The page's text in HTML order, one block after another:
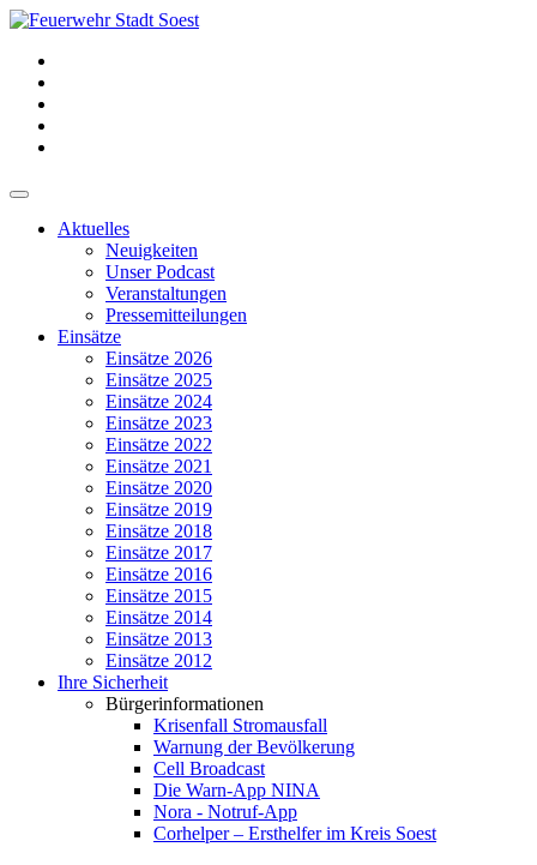
Aktuelles
Neuigkeiten
Unser Podcast
Veranstaltungen
Pressemitteilungen
Einsätze
Einsätze 2026
Einsätze 2025
Einsätze 2024
Einsätze 2023
Einsätze 2022
Einsätze 2021
Einsätze 2020
Einsätze 2019
Einsätze 2018
Einsätze 2017
Einsätze 2016
Einsätze 2015
Einsätze 2014
Einsätze 2013
Einsätze 2012
Ihre Sicherheit
Bürgerinformationen
Krisenfall Stromausfall
Warnung der Bevölkerung
Cell Broadcast
Die Warn-App NINA
Nora - Notruf-App
Corhelper – Ersthelfer im Kreis Soest